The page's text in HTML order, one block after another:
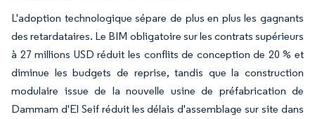
L'adoption technologique sépare de plus en plus les gagnants
des retardataires. Le BIM obligatoire sur les contrats supérieurs
à 27 millions USD réduit les conflits de conception de 20 % et
diminue les budgets de reprise, tandis que la construction
modulaire issue de la nouvelle usine de préfabrication de
Dammam d'El Seif réduit les délais d'assemblage sur site dans